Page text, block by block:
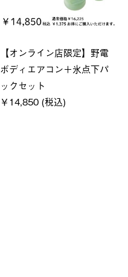
【オンライン店限定】野電
ボディエアコン＋氷点下パ
ックセット
￥14,850 (税込)